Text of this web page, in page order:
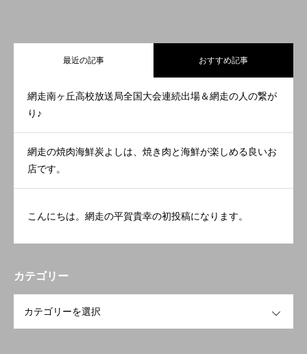
最近の記事 おすすめ記事
網走南ヶ丘高校放送局全国大会連続出場＆網走の人の繋が
り♪
網走の焼肉海鮮炭よしは、焼き肉と海鮮が楽しめる良いお
店です。
こんにちは。網走の平賀貴幸の初投稿になります。
カテゴリー